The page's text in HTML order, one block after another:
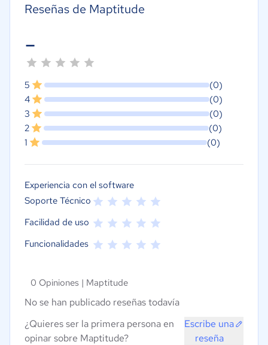
Reseñas de Maptitude
-
5
(0)
4
(0)
3
(0)
2
(0)
1
(0)
Experiencia con el software
Soporte Técnico
Facilidad de uso
Funcionalidades
0 Opiniones | Maptitude
No se han publicado reseñas todavía
¿Quieres ser la primera persona en
opinar sobre Maptitude?
Escribe una
reseña